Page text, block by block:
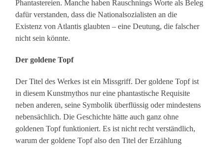
Phantastereien. Manche haben Rauschnings Worte als Beleg
dafür verstanden, dass die Nationalsozialisten an die
Existenz von Atlantis glaubten – eine Deutung, die falscher
nicht sein könnte.
Der goldene Topf
Der Titel des Werkes ist ein Missgriff. Der goldene Topf ist
in diesem Kunstmythos nur eine phantastische Requisite
neben anderen, seine Symbolik überflüssig oder mindestens
nebensächlich. Die Geschichte hätte auch ganz ohne
goldenen Topf funktioniert. Es ist nicht recht verständlich,
warum der goldene Topf also den Titel der Erzählung